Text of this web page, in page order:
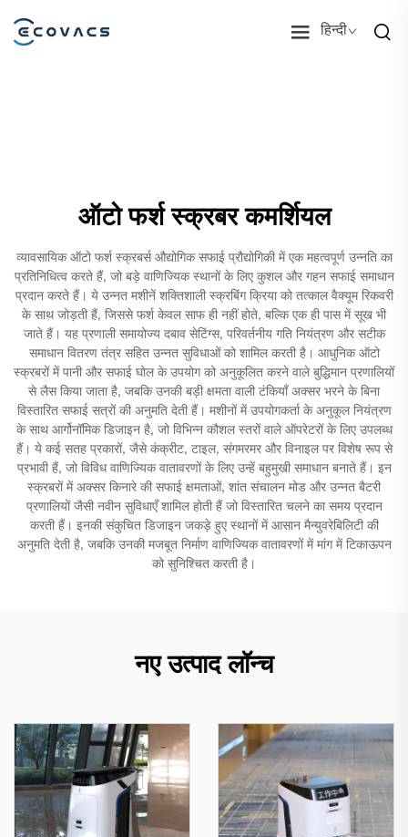
हिन्दी
ऑटो फर्श स्क्रबर कमर्शियल
व्यावसायिक ऑटो फर्श स्क्रबर्स औद्योगिक सफाई प्रौद्योगिकी में एक महत्वपूर्ण उन्नति का
प्रतिनिधित्व करते हैं, जो बड़े वाणिज्यिक स्थानों के लिए कुशल और गहन सफाई समाधान
प्रदान करते हैं। ये उन्नत मशीनें शक्तिशाली स्क्रबिंग क्रिया को तत्काल वैक्यूम रिकवरी
के साथ जोड़ती हैं, जिससे फर्श केवल साफ ही नहीं होते, बल्कि एक ही पास में सूख भी
जाते हैं। यह प्रणाली समायोज्य दबाव सेटिंग्स, परिवर्तनीय गति नियंत्रण और सटीक
समाधान वितरण तंत्र सहित उन्नत सुविधाओं को शामिल करती है। आधुनिक ऑटो
स्क्रबरों में पानी और सफाई घोल के उपयोग को अनुकूलित करने वाले बुद्धिमान प्रणालियों
से लैस किया जाता है, जबकि उनकी बड़ी क्षमता वाली टंकियाँ अक्सर भरने के बिना
विस्तारित सफाई सत्रों की अनुमति देती हैं। मशीनों में उपयोगकर्ता के अनुकूल नियंत्रण
के साथ आर्गोनॉमिक डिजाइन है, जो विभिन्न कौशल स्तरों वाले ऑपरेटरों के लिए उपलब्ध
हैं। ये कई सतह प्रकारों, जैसे कंक्रीट, टाइल, संगमरमर और विनाइल पर विशेष रूप से
प्रभावी हैं, जो विविध वाणिज्यिक वातावरणों के लिए उन्हें बहुमुखी समाधान बनाते हैं। इन
स्क्रबरों में अक्सर किनारे की सफाई क्षमताओं, शांत संचालन मोड और उन्नत बैटरी
प्रणालियों जैसी नवीन सुविधाएँ शामिल होती हैं जो विस्तारित चलने का समय प्रदान
करती हैं। इनकी संकुचित डिजाइन जकड़े हुए स्थानों में आसान मैन्युवरेबिलिटी की
अनुमति देती है, जबकि उनकी मजबूत निर्माण वाणिज्यिक वातावरणों में मांग में टिकाऊपन
को सुनिश्चित करती है।
नए उत्पाद लॉन्च